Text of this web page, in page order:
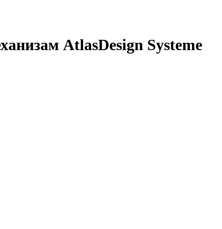
AtlasDesign Systeme